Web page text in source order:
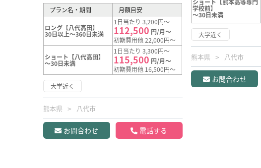
プラン名・期間 月額目安
ロング【八代高田】
30日以上～360日未満
1日当たり 3,200円～
112,500 円/月～
初期費用他 22,000円～
ショート【八代高田】
～30日未満
1日当たり 3,300円～
115,500 円/月～
初期費用他 16,500円～
大学近く
熊本県 八代市
お問合わせ 電話する
ショート【熊本高等専門
学校前】
～30日未満
大学近く
熊本県 八代市
お問合わせ